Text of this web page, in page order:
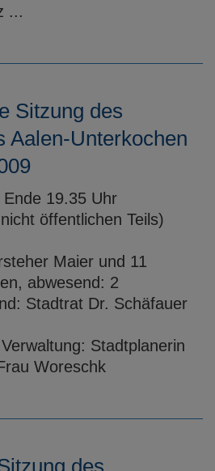
...
Sitzung des
Aalen-Unterkochen
19.35 Uhr
öffentlichen Teils)
Maier und 11
abwesend: 2
Stadtrat Dr. Schäfauer
Stadtplanerin
Woreschk
des